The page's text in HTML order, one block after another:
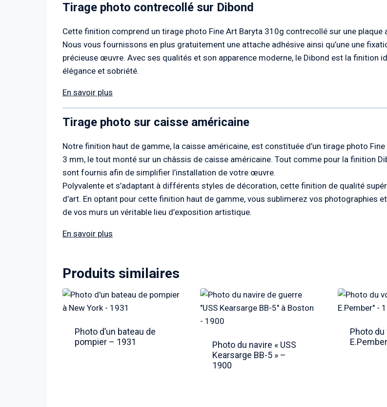
Tirage photo contrecollé sur Dibond
Cette finition comprend un tirage photo Fine Art Baryta 310g contrecollé sur une plaque
Nous vous fournissons en plus gratuitement une attache adhésive ainsi qu’une une
précieuse œuvre. Avec ses qualités et son apparence moderne, le Dibond est la finition
élégance et sobriété.
En savoir plus
Tirage photo sur caisse américaine
Notre finition haut de gamme, la caisse américaine, est constituée d’un tirage photo
3 mm, le tout monté sur un châssis de caisse américaine. Tout comme pour la finition
sont fournis afin de simplifier l’installation de votre œuvre.
Polyvalente et s’adaptant à différents styles de décoration, cette finition de qualité
d’art. En optant pour cette finition haut de gamme, vous sublimerez vos photographies
de vos murs un véritable lieu d’exposition artistique.
En savoir plus
Produits similaires
Photo d’un bateau de
pompier – 1931
Photo du navire « USS
Kearsarge BB-5 » –
1900
Photo du